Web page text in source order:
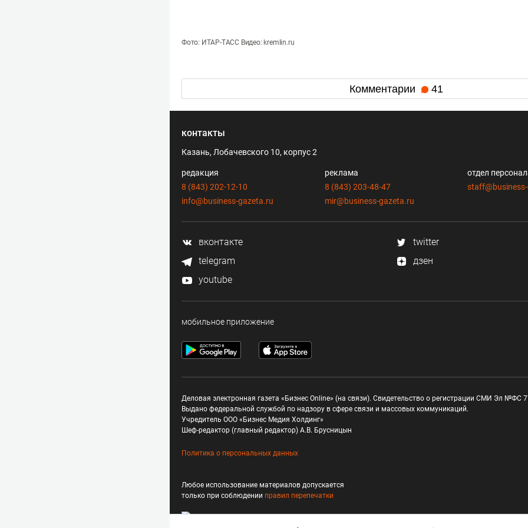
Фото: ИТАР-ТАСС Видео: kremlin.ru
Комментарии 41
контакты
Казань, Лобачевского 10, корпус 2
редакция
8 (843) 202-12-10
info@business-gazeta.ru
реклама
8 (843) 203-48-47
mir@business-gazeta.ru
отдел
вконтакте
twitter
telegram
дзен
youtube
мобильное приложение
Деловая электронная газета «Бизнес Online» (на связи). Свидетельство о регистрации СМИ Эл №ФС
Выдано федеральной службой по надзору в сфере связи и массовых коммуникаций.
Учредитель ООО «Бизнес Медия Холдинг»
Шеф-редактор (главный редактор) А.В. Брусницын
Политика о персональных данных
Любое использование материалов допускается
только при соблюдении правил перепечатки